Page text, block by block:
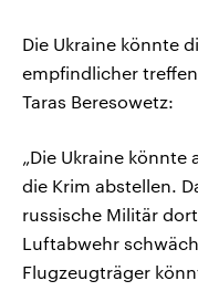
Die Ukraine könnte
empfindlicher
Taras Beresowetz:
„Die Ukraine
die Krim abstellen.
russische Militär
Luftabwehr
Flugzeugträger